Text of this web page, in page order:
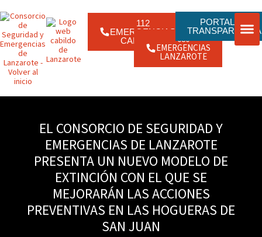
al
contenido
112
EMERGENCIAS
CANARIAS
080
EMERGENCIAS
LANZAROTE
PORTAL DE
TRANSPARENCIA
EL CONSORCIO DE SEGURIDAD Y
EMERGENCIAS DE LANZAROTE
PRESENTA UN NUEVO MODELO DE
EXTINCIÓN CON EL QUE SE
MEJORARÁN LAS ACCIONES
PREVENTIVAS EN LAS HOGUERAS DE
SAN JUAN